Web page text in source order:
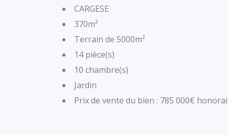
CARGESE
370m²
Terrain de 5000m²
14 pièce(s)
10 chambre(s)
Jardin
Prix de vente du bien : 785 000€